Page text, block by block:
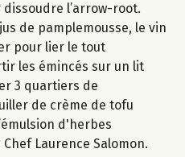
l’arrow-root.
de pamplemousse, le vin
pour lier le tout
les émincés sur un lit
3 quartiers de
de crème de tofu
d'herbes
Laurence Salomon.